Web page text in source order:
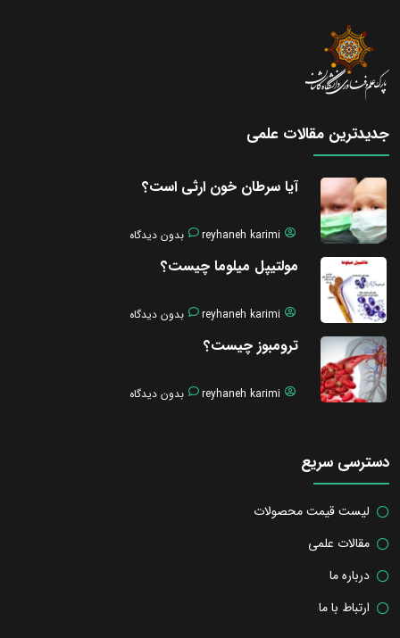
جدیدترین مقالات علمی
آیا سرطان خون ارثی است؟
reyhaneh karimi بدون دیدگاه
مولتیپل میلوما چیست؟
reyhaneh karimi بدون دیدگاه
ترومبوز چیست؟
reyhaneh karimi بدون دیدگاه
دسترسی سریع
لیست قیمت محصولات
مقالات علمی
درباره ما
ارتباط با ما